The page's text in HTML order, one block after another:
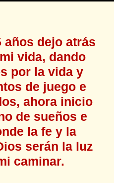
años dejo atrás
vida, dando
por la vida y
de juego e
ahora inicio
de sueños e
la fe y la
serán la luz
caminar.